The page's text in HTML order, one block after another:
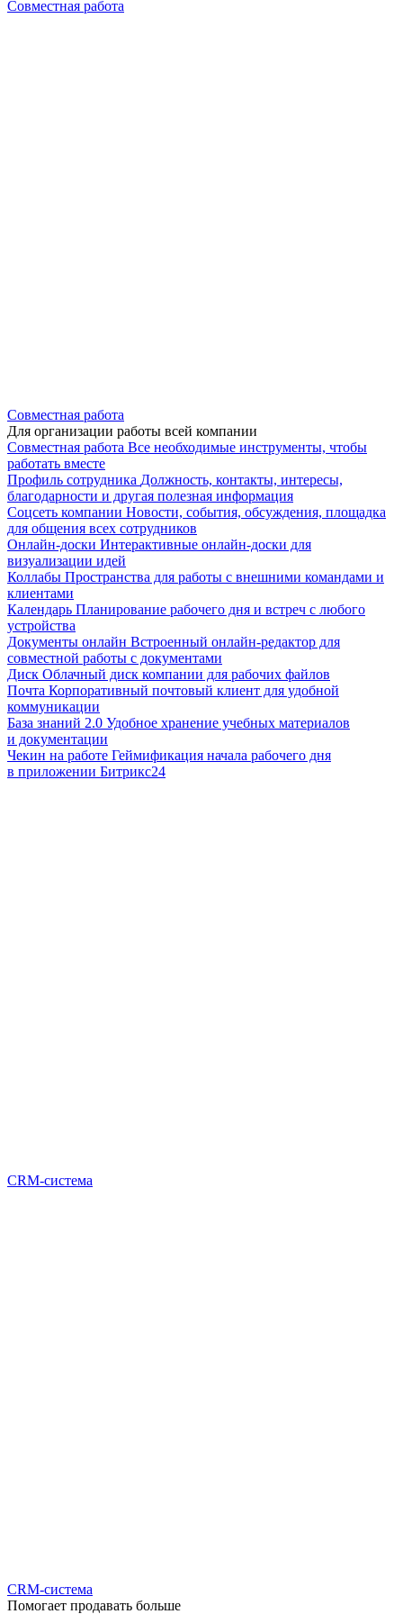
Совместная работа
Совместная работа
Для организации работы всей компании
Совместная работа Все необходимые инструменты, чтобы
работать вместе
Профиль сотрудника Должность, контакты, интересы,
благодарности и другая полезная информация
Соцсеть компании Новости, события, обсуждения, площадка
для общения всех сотрудников
Онлайн-доски Интерактивные онлайн-доски для
визуализации идей
Коллабы Пространства для работы с внешними командами и
клиентами
Календарь Планирование рабочего дня и встреч с любого
устройства
Документы онлайн Встроенный онлайн-редактор для
совместной работы с документами
Диск Облачный диск компании для рабочих файлов
Почта Корпоративный почтовый клиент для удобной
коммуникации
База знаний 2.0 Удобное хранение учебных материалов
и документации
Чекин на работе Геймификация начала рабочего дня
в приложении Битрикс24
CRM-система
CRM-система
Помогает продавать больше